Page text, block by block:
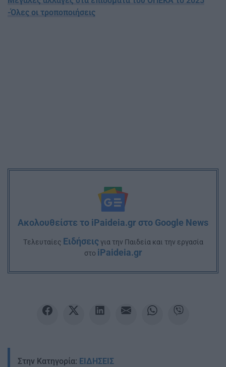
-Όλες οι τροποποιήσεις
Ακολουθείστε το iPaideia.gr στο Google News
Tελευταίες Ειδήσειςγια την Παιδεία και την εργασία
στο iPaideia.gr
Στην Κατηγορία: ΕΙΔΗΣΕΙΣ